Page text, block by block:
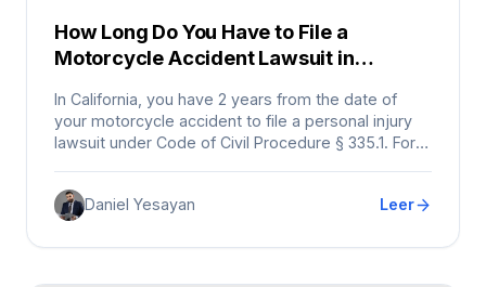
How Long Do You Have to File a
Motorcycle Accident Lawsuit in
In California, you have 2 years from the date of
your motorcycle accident to file a personal injury
lawsuit under Code of Civil Procedure § 335.1. For
a government vehicle was involved or the road
was poorly maintained by a public agency, you
Daniel Yesayan Leer